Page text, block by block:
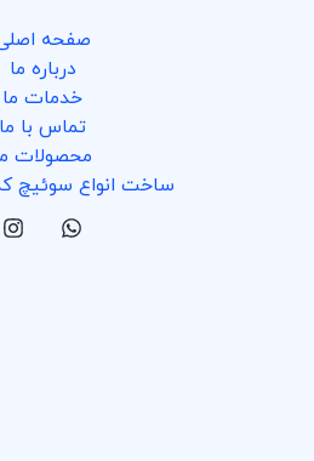
صفحه
درباره ما
خدمات ما
تماس با ما
محصولات
ساخت انواع سوئیچ